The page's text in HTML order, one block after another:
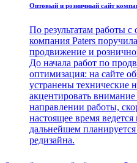
Оптовый и розничный сайт
По результатам работы
компания Paters
продвижение и
До начала работ по
оптимизация: на сайте
устранены технические
акцентировать
направлении работы,
настоящее время
дальнейшем
редизайна.